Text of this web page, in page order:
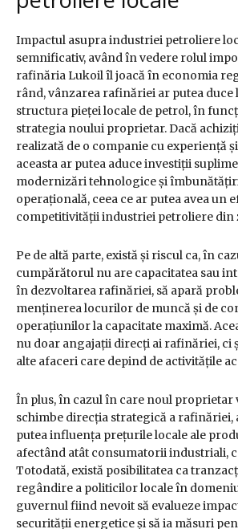
Impactul asupra industriei petroliere
semnificativ, având în vedere rolul
rafinăria Lukoil îl joacă în economia
rând, vânzarea rafinăriei ar putea duce
structura pieței locale de petrol, în
strategia noului proprietar. Dacă
realizată de o companie cu experiență
aceasta ar putea aduce investiții
modernizări tehnologice și
operațională, ceea ce ar putea avea un
competitivității industriei petroliere din
Pe de altă parte, există și riscul ca, în
cumpărătorul nu are capacitatea sau
în dezvoltarea rafinăriei, să apară
menținerea locurilor de muncă și de
operațiunilor la capacitate maximă.
nu doar angajații direcți ai rafinăriei, ci
alte afaceri care depind de activitățile
În plus, în cazul în care noul proprietar
schimbe direcția strategică a rafinăriei,
putea influența prețurile locale ale
afectând atât consumatorii industriali,
Totodată, există posibilitatea ca
regândire a politicilor locale în
guvernul fiind nevoit să evalueze
securității energetice și să ia măsuri